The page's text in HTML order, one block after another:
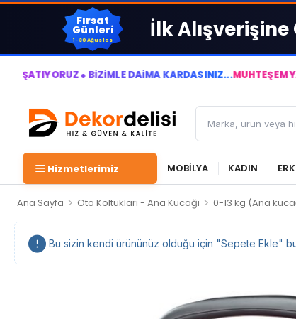
Fırsat
Günleri
1-30 Ağustos İlk Alışverişine
● BİZİMLE DAİMA KÂRDASINIZ...MUHTEŞEM
Hizmetlerimiz MOBİLYA KADIN
Ana Sayfa > Oto Koltukları - Ana Kucağı > 0-13 kg (Ana
Bu sizin kendi ürününüz olduğu için "Sepete Ekle"